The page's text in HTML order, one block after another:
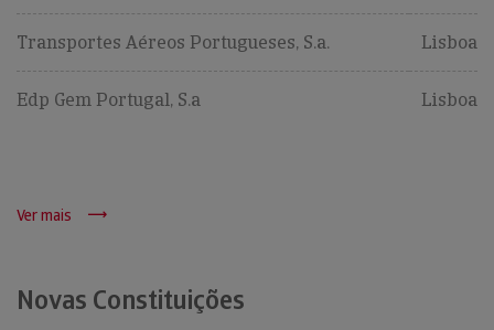
Transportes Aéreos Portugueses, S.a. Lisboa
Edp Gem Portugal, S.a Lisboa
Ver mais
Novas Constituições